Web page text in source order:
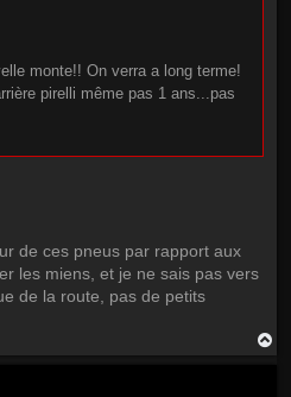
monte!! On verra a long terme!
pirelli même pas 1 ans...pas
de ces pneus par rapport aux
les miens, et je ne sais pas vers
de la route, pas de petits